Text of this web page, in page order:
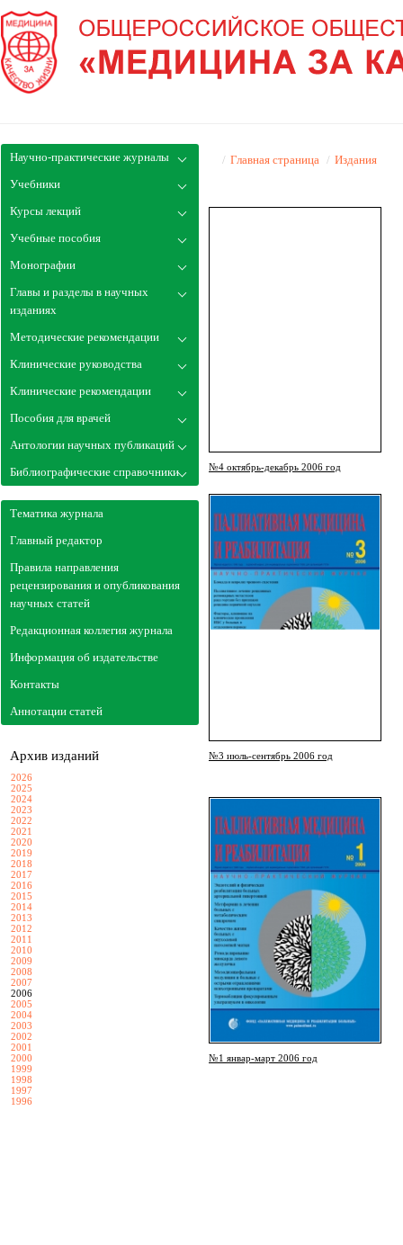
Научно-практические журналы
Учебники
Курсы лекций
Учебные пособия
Монографии
Главы и разделы в научных
изданиях
Методические рекомендации
Клинические руководства
Клинические рекомендации
Пособия для врачей
Антологии научных публикаций
Библиографические справочники
Тематика журнала
Главный редактор
Правила направления
рецензирования и опубликования
научных статей
Редакционная коллегия журнала
Информация об издательстве
Контакты
Аннотации статей
Архив изданий
2026
2025
2024
2023
2022
2021
2020
2019
2018
2017
2016
2015
2014
2013
2012
2011
2010
2009
2008
2007
2006
2005
2004
2003
2002
2001
2000
1999
1998
1997
1996
/ Главная страница / Издания
№4 октябрь-декабрь 2006 год
№3 июль-сентябрь 2006 год
№1 январ-март 2006 год